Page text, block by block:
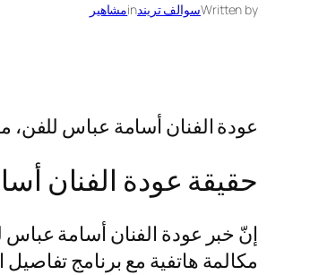
Written byسوالف تريندinمشاهير
عودة الفنان أسامة عباس للفن،
حقيقة عودة الفنان
إنّ خبر عودة الفنان أسامة
مكالمة هاتفية مع برنامج تفاصيل الذي يعرض على قناة صدى